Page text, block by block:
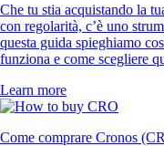
Che tu stia acquistando la
con regolarità, c’è uno
questa guida spieghiamo
funziona e come scegliere
Learn more
Come comprare Cronos